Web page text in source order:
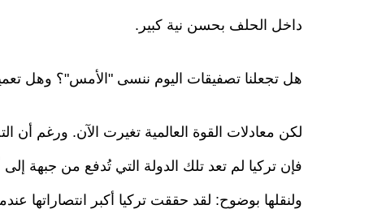
داخل الحلف بحسن نية كبير.
هل تجعلنا تصفيقات اليوم ننسى "الأمس"؟ وهل
لكن معادلات القوة العالمية تغيرت الآن. ورغم أن
فإن تركيا لم تعد تلك الدولة التي تُدفع من جبهة
ولنقلها بوضوح: لقد حققت تركيا أكبر انتصاراتها